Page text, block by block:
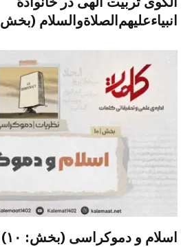
انبیاءعلیهم‌الصلاةو‌السلام (بخش ۱۱۳)
اسلام و دموکراسی (بخش: ۱۰)